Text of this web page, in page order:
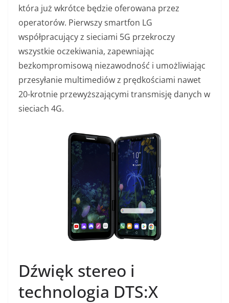
która już wkrótce będzie oferowana przez
operatorów. Pierwszy smartfon LG
współpracujący z sieciami 5G przekroczy
wszystkie oczekiwania, zapewniając
bezkompromisową niezawodność i umożliwiając
przesyłanie multimediów z prędkościami nawet
20-krotnie przewyższającymi transmisję danych w
sieciach 4G.
Dźwięk stereo i
technologia DTS:X